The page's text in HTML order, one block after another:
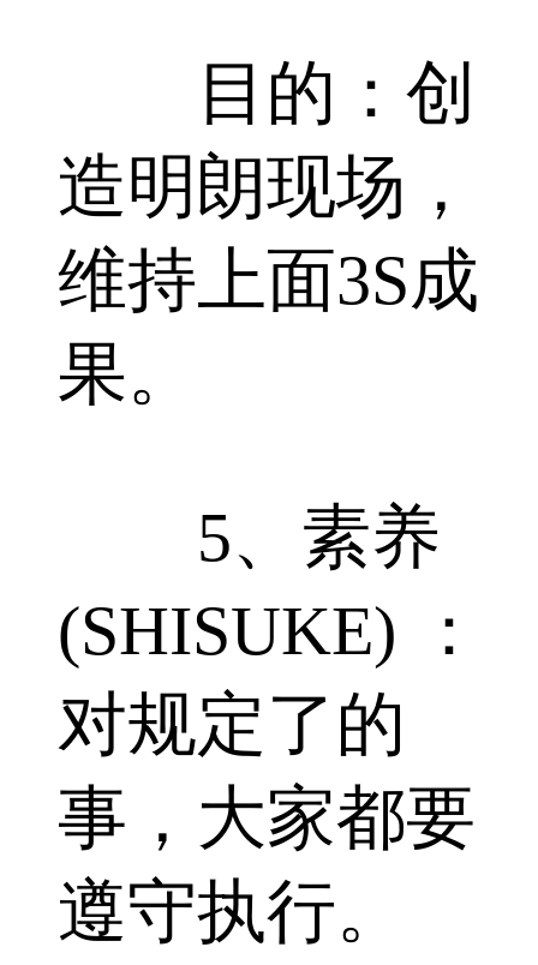
目的：创
造明朗现场，
维持上面3S成
果。
5、素养
(SHISUKE) ：
对规定了的
事，大家都要
遵守执行。